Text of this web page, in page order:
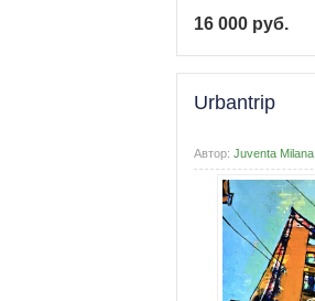
16 000 руб.
Urbantrip
Автор: Juventa Milana